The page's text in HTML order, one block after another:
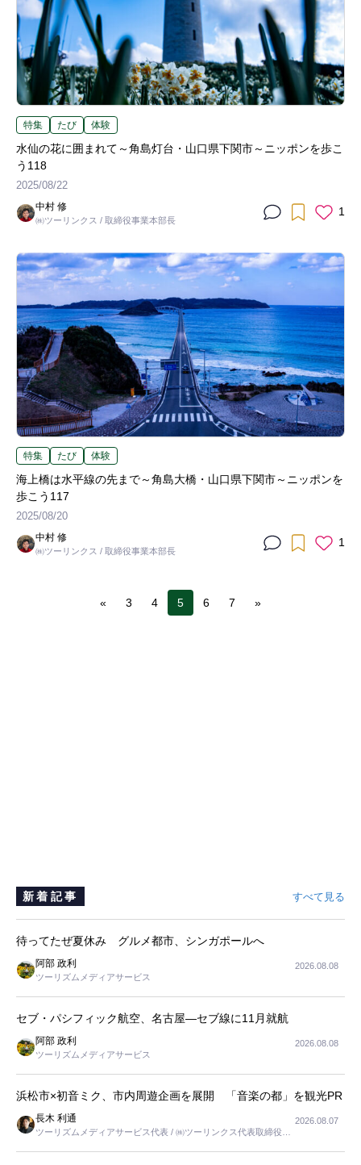
特集 たび 体験
水仙の花に囲まれて～角島灯台・山口県下関市～ニッポンを歩こ
う118
2025/08/22
中村 修
㈱ツーリンクス / 取締役事業本部長
1
特集 たび 体験
海上橋は水平線の先まで～角島大橋・山口県下関市～ニッポンを
歩こう117
2025/08/20
中村 修
㈱ツーリンクス / 取締役事業本部長
1
« 3 4 5 6 7 »
新着記事 すべて見る
待ってたぜ夏休み グルメ都市、シンガポールへ
阿部 政利
ツーリズムメディアサービス
2026.08.08
セブ・パシフィック航空、名古屋―セブ線に11月就航
阿部 政利
ツーリズムメディアサービス
2026.08.08
浜松市×初音ミク、市内周遊企画を展開 「音楽の都」を観光PR
長木 利通
ツーリズムメディアサービス代表 / ㈱ツーリンクス代表取締役社
2026.08.07